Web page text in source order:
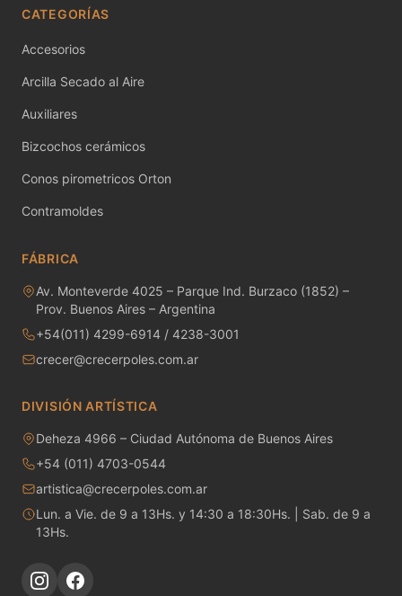
MAYCO NON FIRED COLOR
MAYCO NON FIRED PRODUCT ACCESSO
MAYCO RAKU GLAZES
MAYCO SNOW GEMS
MAYCO SPECIALTY GLAZES
MAYCO SPECKLED STROKE & COAT
MAYCO STONEWARE GLAZES
Metales preciosos y luestres
Moldes de yeso
CATEGORÍAS
Accesorios
Arcilla Secado al Aire
Auxiliares
Bizcochos cerámicos
Conos pirometricos Orton
Contramoldes
FÁBRICA
Av. Monteverde 4025 – Parque Ind. Burzaco (1852) –
Prov. Buenos Aires – Argentina
+54(011) 4299-6914 / 4238-3001
crecer@crecerpoles.com.ar
DIVISIÓN ARTÍSTICA
Deheza 4966 – Ciudad Autónoma de Buenos Aires
+54 (011) 4703-0544
artistica@crecerpoles.com.ar
Lun. a Vie. de 9 a 13Hs. y 14:30 a 18:30Hs. | Sab. de 9 a
13Hs.